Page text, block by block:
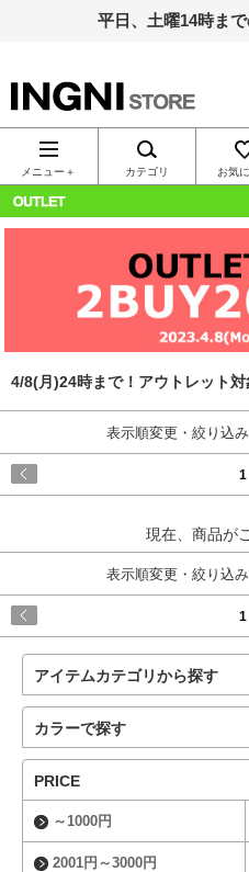
平日、土曜14時ま
INGNI（イン
グ）公式通
販｜INGNI
メニュー＋ カテゴリ お気
4/8(月)24時まで！アウトレット
表示順変更・絞り込み
1
現在、商品が
表示順変更・絞り込み
1
アイテムカテゴリから探す
カラーで探す
PRICE
～1000円
2001円～3000円